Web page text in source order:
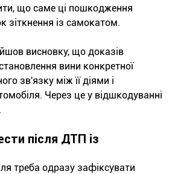
що саме ці пошкодження
зіткнення із самокатом.
висновку, що доказів
вини конкретної
зв'язку між її діями і
Через це у відшкодуванні
після ДТП із
треба одразу зафіксувати